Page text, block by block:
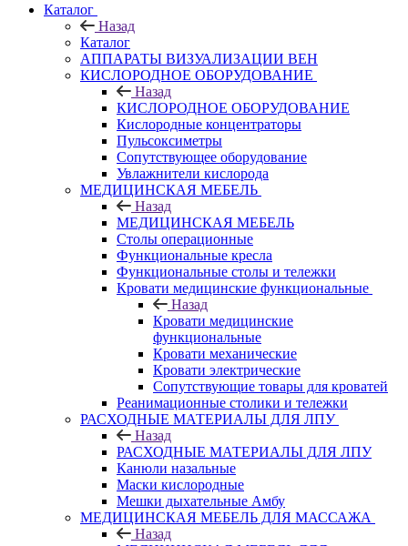
Каталог
Назад
Каталог
АППАРАТЫ ВИЗУАЛИЗАЦИИ ВЕН
КИСЛОРОДНОЕ ОБОРУДОВАНИЕ
Назад
КИСЛОРОДНОЕ ОБОРУДОВАНИЕ
Кислородные концентраторы
Пульсоксиметры
Сопутствующее оборудование
Увлажнители кислорода
МЕДИЦИНСКАЯ МЕБЕЛЬ
Назад
МЕДИЦИНСКАЯ МЕБЕЛЬ
Столы операционные
Функциональные кресла
Функциональные столы и тележки
Кровати медицинские функциональные
Назад
Кровати медицинские
функциональные
Кровати механические
Кровати электрические
Сопутствующие товары для кроватей
Реанимационные столики и тележки
РАСХОДНЫЕ МАТЕРИАЛЫ ДЛЯ ЛПУ
Назад
РАСХОДНЫЕ МАТЕРИАЛЫ ДЛЯ ЛПУ
Канюли назальные
Маски кислородные
Мешки дыхательные Амбу
МЕДИЦИНСКАЯ МЕБЕЛЬ ДЛЯ МАССАЖА
Назад